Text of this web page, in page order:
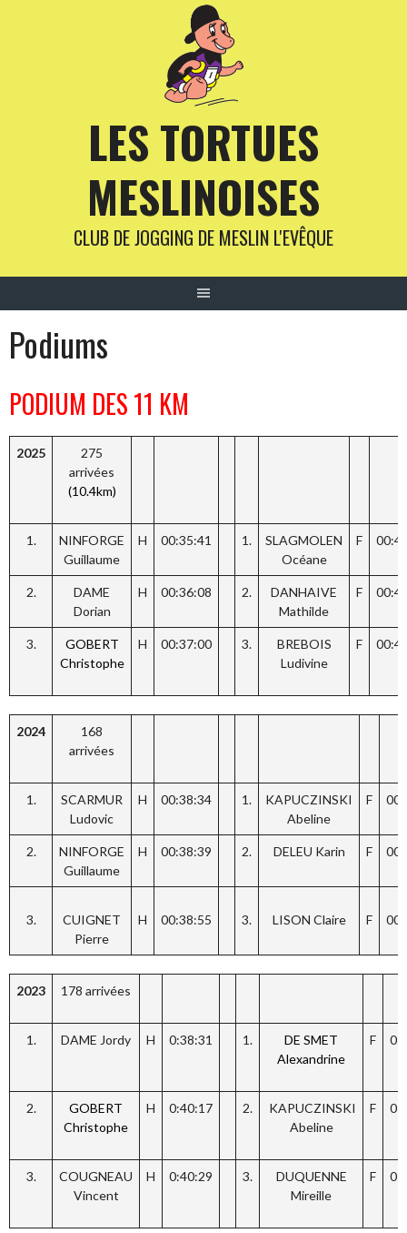
LES TORTUES
MESLINOISES
CLUB DE JOGGING DE MESLIN L'EVÊQUE
Podiums
PODIUM DES 11 KM
2025
275
arrivées
(10.4km)
1.
NINFORGE
Guillaume
H 00:35:41 1.
SLAGMOLEN
Océane
F
2.
DAME
Dorian
H 00:36:08 2.
DANHAIVE
Mathilde
F
3.
GOBERT
Christophe
H 00:37:00 3.
BREBOIS
Ludivine
F
2024
168
arrivées
1.
SCARMUR
Ludovic
H 00:38:34 1.
KAPUCZINSKI
Abeline
F
2.
NINFORGE
Guillaume
H 00:38:39 2. DELEU Karin F
3.
CUIGNET
Pierre
H 00:38:55 3. LISON Claire F
2023 178 arrivées
1. DAME Jordy H 0:38:31 1.
DE SMET
Alexandrine
F
2.
GOBERT
Christophe
H 0:40:17 2.
KAPUCZINSKI
Abeline
F
3.
COUGNEAU
Vincent
H 0:40:29 3.
DUQUENNE
Mireille
F